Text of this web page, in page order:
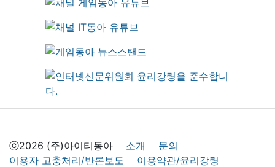
ⓒ2026 (주)아이티동아 소개
문의
이용자 고충처리/반론보도
이용약관/윤리강령